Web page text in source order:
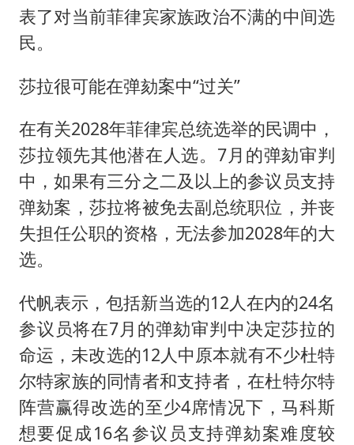
表了对当前菲律宾家族政治不满的中间选
民。
莎拉很可能在弹劾案中“过关”
在有关2028年菲律宾总统选举的民调中，
莎拉领先其他潜在人选。7月的弹劾审判
中，如果有三分之二及以上的参议员支持
弹劾案，莎拉将被免去副总统职位，并丧
失担任公职的资格，无法参加2028年的大
选。
代帆表示，包括新当选的12人在内的24名
参议员将在7月的弹劾审判中决定莎拉的
命运，未改选的12人中原本就有不少杜特
尔特家族的同情者和支持者，在杜特尔特
阵营赢得改选的至少4席情况下，马科斯
想要促成16名参议员支持弹劾案难度较